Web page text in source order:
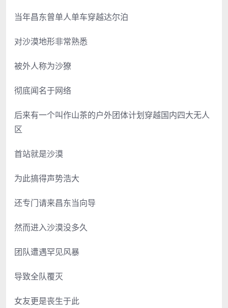
当年昌东曾单人单车穿越达尔泊
对沙漠地形非常熟悉
被外人称为沙獠
彻底闻名于网络
后来有一个叫作山茶的户外团体计划穿越国内四大无人
区
首站就是沙漠
为此搞得声势浩大
还专门请来昌东当向导
然而进入沙漠没多久
团队遭遇罕见风暴
导致全队覆灭
女友更是丧生于此